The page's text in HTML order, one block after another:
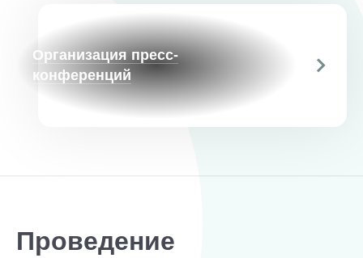
Организация пресс-
конференций
Проведение